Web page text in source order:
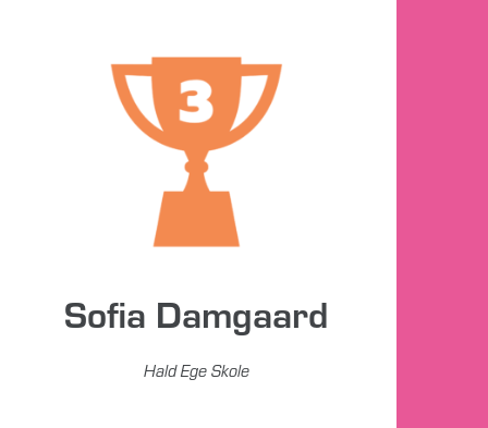
Sofia Damgaard
Hald Ege Skole